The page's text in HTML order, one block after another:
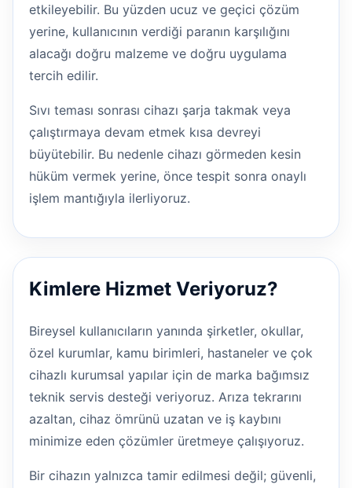
etkileyebilir. Bu yüzden ucuz ve geçici çözüm
yerine, kullanıcının verdiği paranın karşılığını
alacağı doğru malzeme ve doğru uygulama
tercih edilir.
Sıvı teması sonrası cihazı şarja takmak veya
çalıştırmaya devam etmek kısa devreyi
büyütebilir. Bu nedenle cihazı görmeden kesin
hüküm vermek yerine, önce tespit sonra onaylı
işlem mantığıyla ilerliyoruz.
Kimlere Hizmet Veriyoruz?
Bireysel kullanıcıların yanında şirketler, okullar,
özel kurumlar, kamu birimleri, hastaneler ve çok
cihazlı kurumsal yapılar için de marka bağımsız
teknik servis desteği veriyoruz. Arıza tekrarını
azaltan, cihaz ömrünü uzatan ve iş kaybını
minimize eden çözümler üretmeye çalışıyoruz.
Bir cihazın yalnızca tamir edilmesi değil; güvenli,